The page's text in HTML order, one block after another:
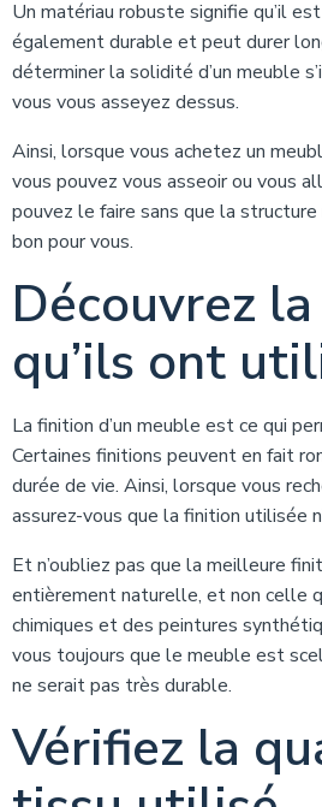
Un matériau robuste signifie qu’il
également durable et peut durer
déterminer la solidité d’un meuble
vous vous asseyez dessus.
Ainsi, lorsque vous achetez un
vous pouvez vous asseoir ou vous
pouvez le faire sans que la structure
bon pour vous.
Découvrez
qu’ils ont
La finition d’un meuble est ce qui
Certaines finitions peuvent en fait
durée de vie. Ainsi, lorsque vous
assurez-vous que la finition utilisée
Et n’oubliez pas que la meilleure
entièrement naturelle, et non celle
chimiques et des peintures
vous toujours que le meuble est
ne serait pas très durable.
Vérifiez la